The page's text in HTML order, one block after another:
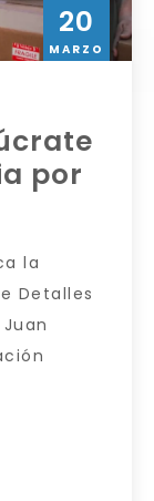
20
MARZO
por
la
Detalles